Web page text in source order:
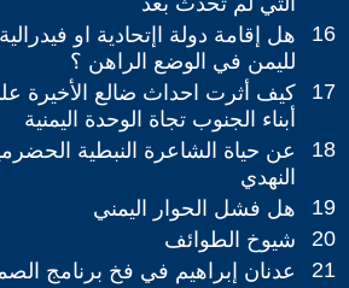
هل إقامة دولة اإتحادية او
لليمن في الوضع الراهن ؟
16
كيف أثرت احداث ضالع الأخيرة
أبناء الجنوب تجاة الوحدة اليمنية
17
عن حياة الشاعرة النبطية
النهدي
18
هل فشل الحوار اليمني
19
شيوخ الطوائف
20
عدنان إبراهيم في فخ برنامج
21